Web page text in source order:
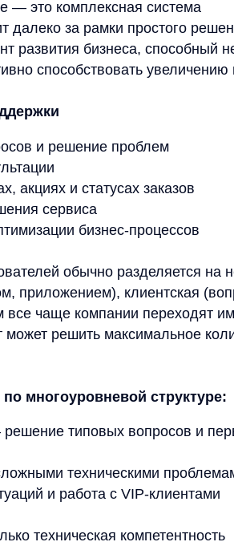
и статусах заказов
бизнес-процессов
клиентская (вопросы
максимальное количество
структуре:
типовых вопросов и первичная
техническими проблемами
работа с VIP-клиентами
компетентность
проявлять эмпатию
Именно сочетание технологий
от e-mail до чат-
строится на принципе